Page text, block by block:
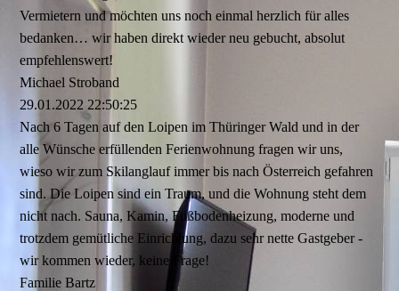
Vermietern und möchten uns noch einmal herzlich für alles
bedanken… wir haben direkt wieder neu gebucht, absolut
empfehlenswert!
Michael Stroband
29.01.2022 22:50:25
Nach 6 Tagen auf den Loipen im Thüringer Wald und in der
alle Wünsche erfüllenden Ferienwohnung fragen wir uns,
wieso wir zum Skilanglauf immer bis nach Österreich gefahren
sind. Die Loipen sind ein Traum, und die Wohnung steht dem
nicht nach. Sauna, Kamin, Fußbodenheizung, moderne und
trotzdem gemütliche Einrichtung, dazu sehr nette Gastgeber -
wir kommen wieder, keine Frage!
Familie Bartz